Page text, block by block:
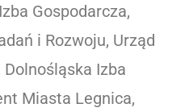
Gospodarcza,
i Rozwoju, Urząd
Izba
Miasta Legnica,